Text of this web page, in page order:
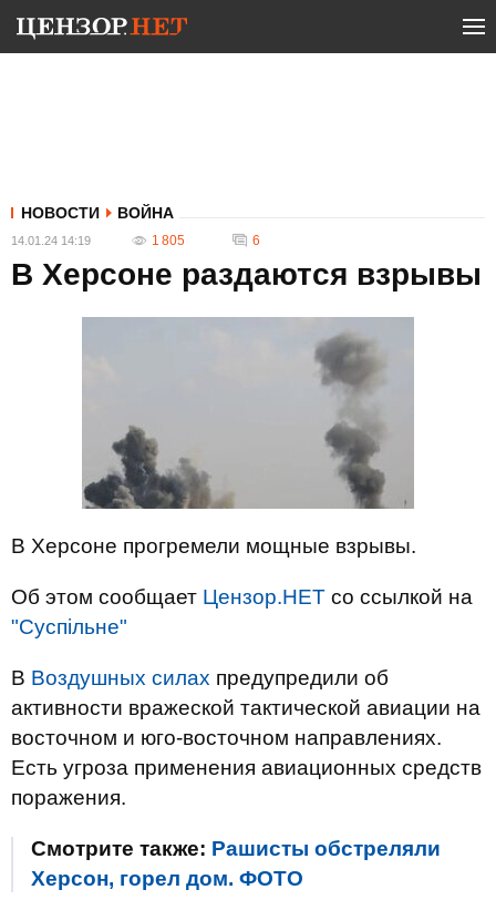
НОВОСТИ ВОЙНА
14.01.24 14:19 1 805 6
В Херсоне раздаются взрывы
В Херсоне прогремели мощные взрывы.
Об этом сообщает Цензор.НЕТ со ссылкой на
"Суспільне"
В Воздушных силах предупредили об
активности вражеской тактической авиации на
восточном и юго-восточном направлениях.
Есть угроза применения авиационных средств
поражения.
Смотрите также: Рашисты обстреляли
Херсон, горел дом. ФОТО